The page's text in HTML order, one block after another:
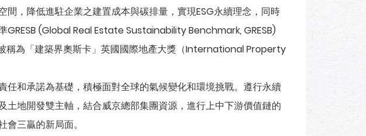
間，降低進駐企業之建置成本與碳排量，實現ESG永續理念，同時
GRESB (Global Real Estate Sustainability Benchmark, GRESB)
稱為「建築界奧斯卡」英國國際地產大獎（International Property
任和承諾為基礎，積極面對全球的氣候變化和環境挑戰。遵行永續
土地開發雙主軸，結合威京總部集團資源，進行上中下游價值鏈的
三贏的新局面。